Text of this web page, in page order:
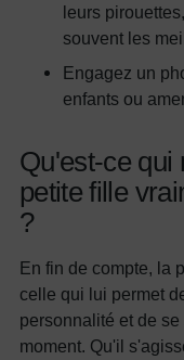
leurs
souvent les
Engagez un
enfants ou
Qu'est-ce qui
petite fille
?
En fin de compte, la
celle qui lui permet
personnalité et de
moment. Qu'il